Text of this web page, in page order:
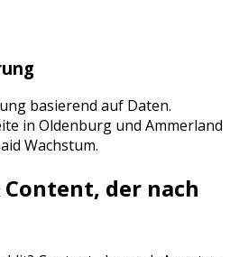
basierend auf Daten.
in Oldenburg und Ammerland
Wachstum.
der nach